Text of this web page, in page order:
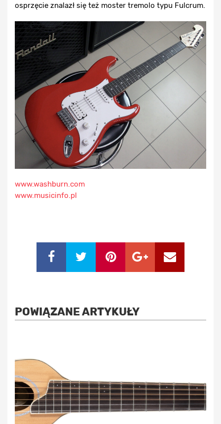
osprzęcie znalazł się też moster tremolo typu Fulcrum.
www.washburn.com
www.musicinfo.pl
POWIĄZANE ARTYKUŁY